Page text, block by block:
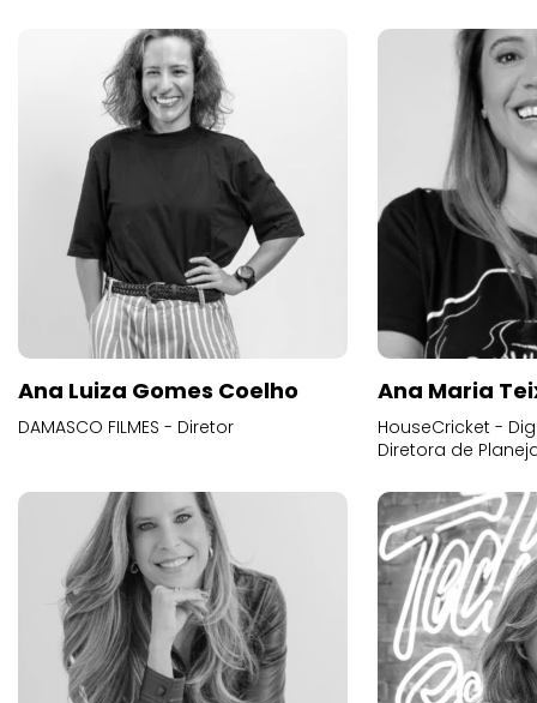
Ana Luiza Gomes Coelho
DAMASCO FILMES - Diretor
Ana Maria
HouseCricket -
Diretora de